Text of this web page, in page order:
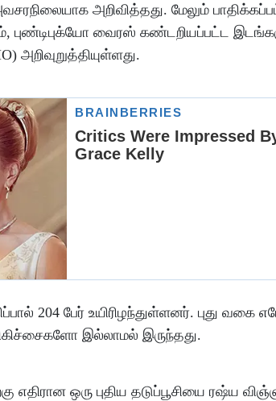
அறிவித்தது. மேலும்
புண்டிபுக்யோ வைரஸ் கண்டறியப்பட்ட
அறிவுறுத்தியுள்ளது.
204 பேர் உயிரிழந்துள்ளனர். புது
இல்லாமல் இருந்தது.
எதிரான ஒரு புதிய தடுப்பூசியை ரஷ்ய